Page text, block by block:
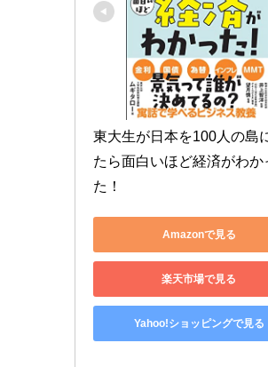
東大生が日本を100人の島
たら面白いほど経済がわか
た！
Amazonで見る
楽天市場で見る
Yahoo!ショッピングで見る